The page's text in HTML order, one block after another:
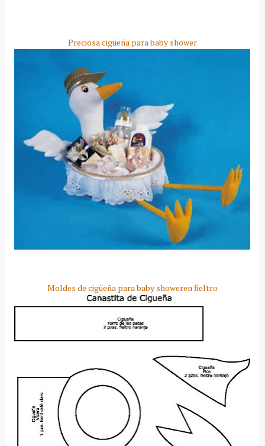
Preciosa cigüeña para baby shower
Moldes de cigüeña para baby showeren fieltro